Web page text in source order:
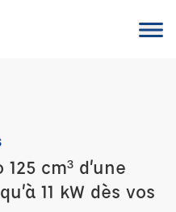
cm³ d’une
11 kW dès vos